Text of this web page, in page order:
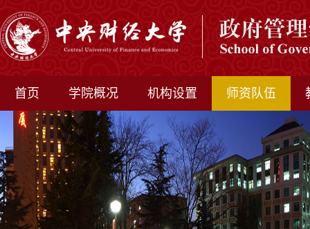
首页 学院概况 机构设置 师资队伍